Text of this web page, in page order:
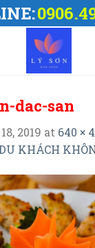
dac-san
2019 at 640 ×
KHÁCH